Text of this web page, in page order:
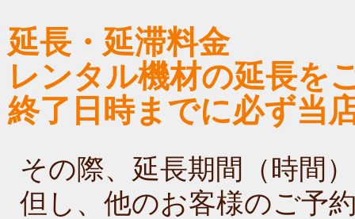
延長・延滞料金
レンタル機材の延長を
終了日時までに必ず当
その際、延長期間（時間
但し、他のお客様のご予